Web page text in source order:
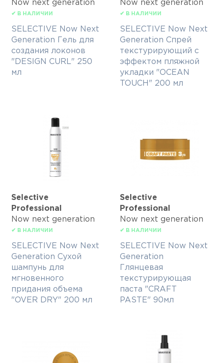
Now next generation
✔ В НАЛИЧИИ
SELECTIVE Now Next
Generation Гель для
создания локонов
"DESIGN CURL" 250
мл
Now next generation
✔ В НАЛИЧИИ
SELECTIVE Now Next
Generation Спрей
текстурирующий с
эффектом пляжной
укладки "OCEAN
TOUCH" 200 мл
Selective
Professional
Now next generation
✔ В НАЛИЧИИ
SELECTIVE Now Next
Generation Сухой
шампунь для
мгновенного
придания объема
"OVER DRY" 200 мл
Selective
Professional
Now next generation
✔ В НАЛИЧИИ
SELECTIVE Now Next
Generation
Глянцевая
текстурирующая
паста "CRAFT
PASTE" 90мл